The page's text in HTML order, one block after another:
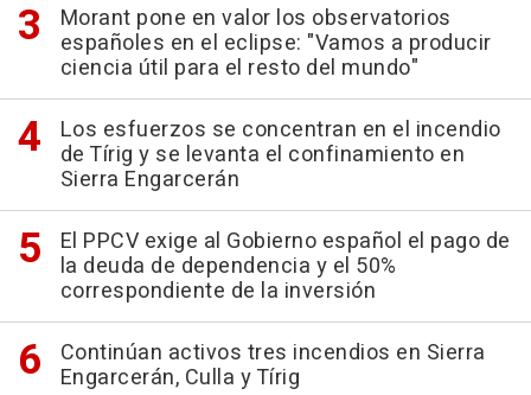
Morant pone en valor los observatorios
españoles en el eclipse: "Vamos a producir
ciencia útil para el resto del mundo"
Los esfuerzos se concentran en el incendio
de Tírig y se levanta el confinamiento en
Sierra Engarcerán
El PPCV exige al Gobierno español el pago de
la deuda de dependencia y el 50%
correspondiente de la inversión
Continúan activos tres incendios en Sierra
Engarcerán, Culla y Tírig